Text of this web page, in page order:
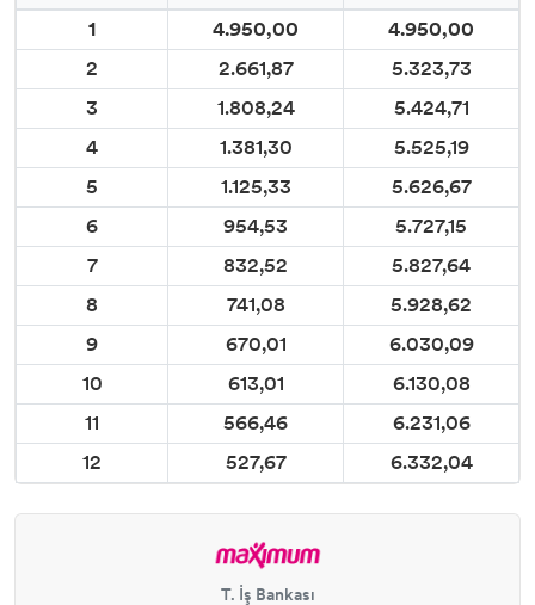
1
4.950,00
4.950,00
2
2.661,87
5.323,73
3
1.808,24
5.424,71
4
1.381,30
5.525,19
5
1.125,33
5.626,67
6
954,53
5.727,15
7
832,52
5.827,64
8
741,08
5.928,62
9
670,01
6.030,09
10
613,01
6.130,08
11
566,46
6.231,06
12
527,67 6.332,04
T. İş Bankası